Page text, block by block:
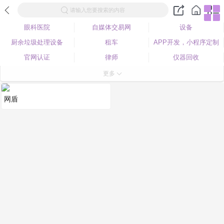
请输入您要搜索的内容
眼科医院 自媒体交易网
设备
厨余垃圾处理设备
租车
APP开发，小程序定制
官网认证
律师
仪器回收
更多
网盾